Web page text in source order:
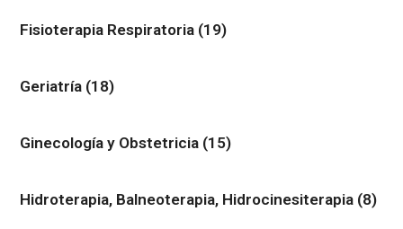
Fisioterapia Respiratoria (19)
Geriatría (18)
Ginecología y Obstetricia (15)
Hidroterapia, Balneoterapia, Hidrocinesiterapia (8)